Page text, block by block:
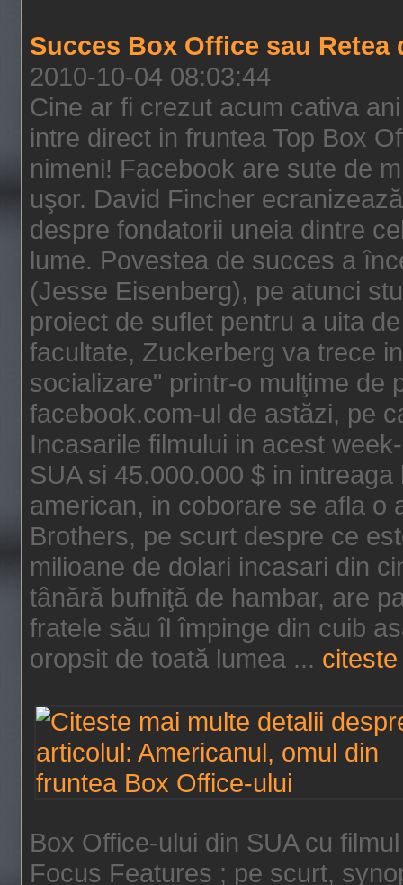
Succes Box Office sau Retea
2010-10-04 08:03:44
Cine ar fi crezut acum cativa
intre direct in fruntea Top Box
nimeni! Facebook are sute de
uşor. David Fincher
despre fondatorii uneia dintre
lume. Povestea de succes a
(Jesse Eisenberg), pe atunci
proiect de suflet pentru a uita
facultate, Zuckerberg va trece
socializare" printr-o mulţime de
facebook.com-ul de astăzi, pe
Incasarile filmului in acest
SUA si 45.000.000 $ in
american, in coborare se afla o
Brothers, pe scurt despre ce
milioane de dolari incasari din
tânără bufniţă de hambar, are
fratele său îl împinge din cuib
oropsit de toată lumea ...
Box Office-ului din SUA cu
Focus Features ; pe scurt,